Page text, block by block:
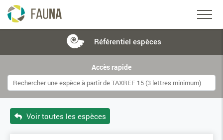
Référentiel espèces
Accès rapide
Voir toutes les espèces